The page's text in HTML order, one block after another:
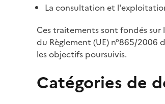
La consultation et
Ces traitements sont fondés
du Règlement (UE) n°865/
les objectifs poursuivis.
Catégories de